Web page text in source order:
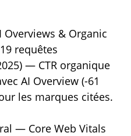
Overviews & Organic
requêtes
— CTR organique
AI Overview (-61
les marques citées.
— Core Web Vitals